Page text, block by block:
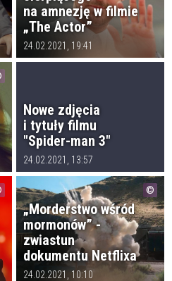
na amnezję w filmie
„The Actor”
24.02.2021, 19:41
Nowe zdjęcia
i tytuły filmu
"Spider-man 3"
24.02.2021, 13:57
„Morderstwo wśród
mormonów” -
zwiastun
dokumentu Netflixa
24.02.2021, 10:10